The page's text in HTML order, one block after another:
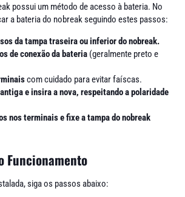
possui um método de acesso à bateria. No
a bateria do nobreak seguindo estes passos:
da tampa traseira ou inferior do nobreak.
de conexão da bateria(geralmente preto e
com cuidado para evitar faíscas.
e insira a nova, respeitando a polaridade
nos terminais e fixe a tampa do nobreak
Funcionamento
siga os passos abaixo: